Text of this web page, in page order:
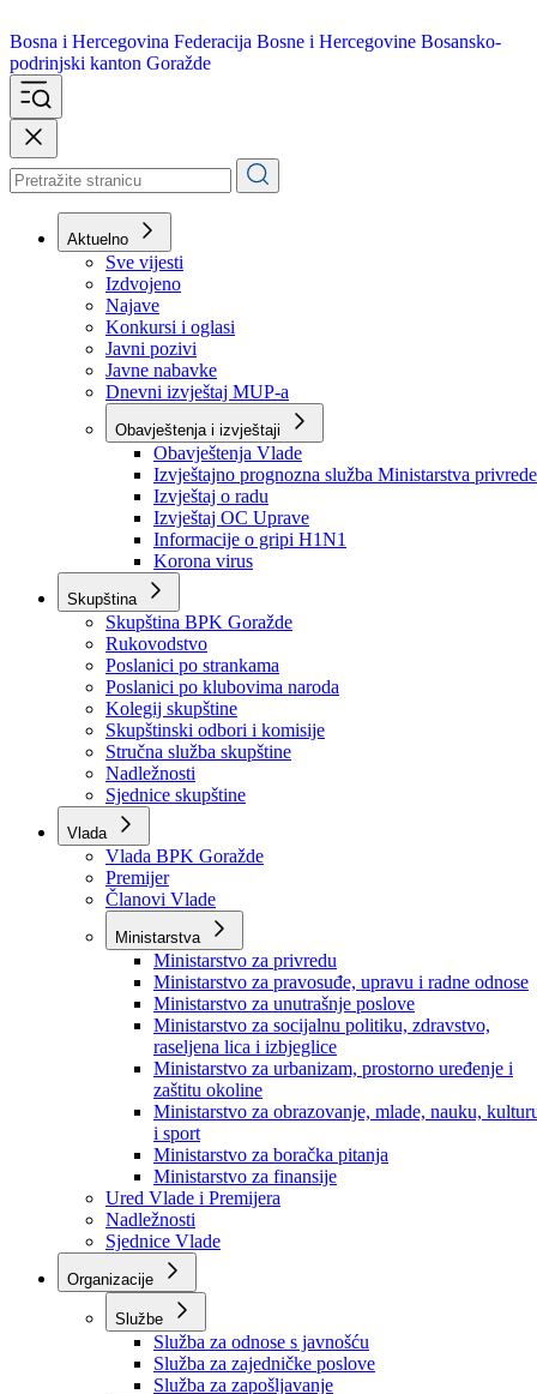
Bosna i Hercegovina
podrinjski kanton Goražde
Aktuelno
Sve vijesti
Izdvojeno
Najave
Konkursi i oglasi
Javni pozivi
Javne nabavke
Dnevni izvještaj MUP-a
Obavještenja i izvještaji
Obavještenja Vlade
Izvještajno prognozna služba Ministarstva privrede
Izvještaj o radu
Izvještaj OC Uprave
Informacije o gripi H1N1
Korona virus
Skupština
Skupština BPK Goražde
Rukovodstvo
Poslanici po strankama
Poslanici po klubovima naroda
Kolegij skupštine
Skupštinski odbori i komisije
Stručna služba skupštine
Nadležnosti
Sjednice skupštine
Vlada
Vlada BPK Goražde
Premijer
Članovi Vlade
Ministarstva
Ministarstvo za privredu
Ministarstvo za pravosuđe, upravu i radne odnose
Ministarstvo za unutrašnje poslove
Ministarstvo za socijalnu politiku, zdravstvo,
raseljena lica i izbjeglice
Ministarstvo za urbanizam, prostorno uređenje i
zaštitu okoline
Ministarstvo za obrazovanje, mlade, nauku,
i sport
Ministarstvo za boračka pitanja
Ministarstvo za finansije
Ured Vlade i Premijera
Nadležnosti
Sjednice Vlade
Organizacije
Službe